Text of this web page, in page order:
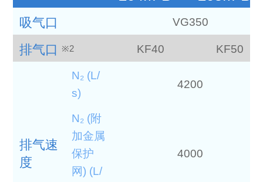
吸气口 VG350
排气口 ※2 KF40 KF50
排气速
度
N₂ (L/
s)
4200
N₂ (附
加金属
保护
网) (L/
4000